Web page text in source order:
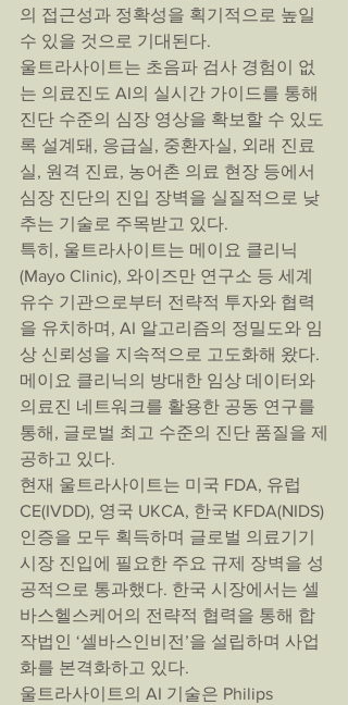
의 접근성과 정확성을 획기적으로 높일
수 있을 것으로 기대된다.
울트라사이트는 초음파 검사 경험이 없
는 의료진도 AI의 실시간 가이드를 통해
진단 수준의 심장 영상을 확보할 수 있도
록 설계돼, 응급실, 중환자실, 외래 진료
실, 원격 진료, 농어촌 의료 현장 등에서
심장 진단의 진입 장벽을 실질적으로 낮
추는 기술로 주목받고 있다.
특히, 울트라사이트는 메이요 클리닉
(Mayo Clinic), 와이즈만 연구소 등 세계
유수 기관으로부터 전략적 투자와 협력
을 유치하며, AI 알고리즘의 정밀도와 임
상 신뢰성을 지속적으로 고도화해 왔다.
메이요 클리닉의 방대한 임상 데이터와
의료진 네트워크를 활용한 공동 연구를
통해, 글로벌 최고 수준의 진단 품질을 제
공하고 있다.
현재 울트라사이트는 미국 FDA, 유럽
CE(IVDD), 영국 UKCA, 한국 KFDA(NIDS)
인증을 모두 획득하며 글로벌 의료기기
시장 진입에 필요한 주요 규제 장벽을 성
공적으로 통과했다. 한국 시장에서는 셀
바스헬스케어의 전략적 협력을 통해 합
작법인 ‘셀바스인비전’을 설립하며 사업
화를 본격화하고 있다.
울트라사이트의 AI 기술은 Philips